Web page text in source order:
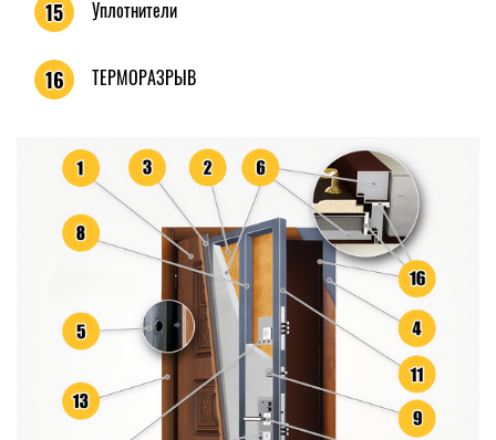
15 Уплотнители
16 ТЕРМОРАЗРЫВ